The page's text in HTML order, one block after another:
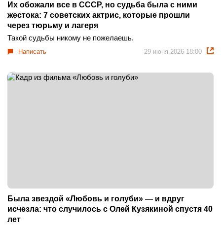
Их обожали все в СССР, но судьба была с ними
жестока: 7 советских актрис, которые прошли
через тюрьму и лагеря
Такой судьбы никому не пожелаешь.
Написать 29 июня 2026 18:00
Была звездой «Любовь и голуби» — и вдруг
исчезла: что случилось с Олей Кузякиной спустя 40
лет